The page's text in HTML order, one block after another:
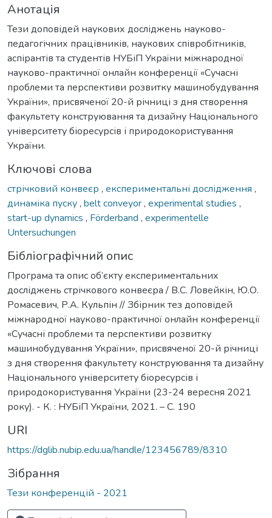
Анотація
Тези доповідей наукових досліджень науково-
педагогічних працівників, наукових співробітників,
аспірантів та студентів НУБіП України міжнародної
науково-практичної онлайн конференції «Сучасні
проблеми та перспективи розвитку машинобудування
України», присвяченої 20-й річниці з дня створення
факультету конструювання та дизайну Національного
університету біоресурсів і природокористування
України.
Ключові слова
стрічковий конвеєр , експериментальні дослідження ,
динаміка пуску, belt conveyor, experimental studies ,
start-up dynamics , Förderband , experimentelle
Untersuchungen
Бібліографічний опис
Програма та опис об’єкту експериментальних
досліджень стрічкового конвеєра / В.С. Ловейкін, Ю.О.
Ромасевич, Р.А. Кульпін // Збірник тез доповідей
міжнародної науково-практичної онлайн конференції
«Сучасні проблеми та перспективи розвитку
машинобудування України», присвяченої 20-й річниці
з дня створення факультету конструювання та дизайну
Національного університету біоресурсів і
природокористування України (23-24 вересня 2021
року). - К. : НУБіП України, 2021. – С. 190
URI
https://dglib.nubip.edu.ua/handle/123456789/8310
Зібрання
Тези конференцій - 2021